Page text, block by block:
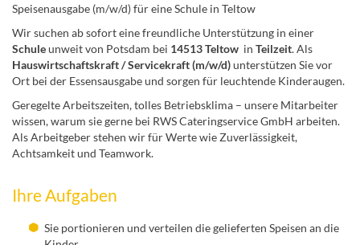
Speisenausgabe (m/w/d) für eine Schule in Teltow
Wir suchen ab sofort eine freundliche Unterstützung in einer
Schuleunweit von Potsdam bei 14513 Teltow in Teilzeit. Als
Hauswirtschaftskraft / Servicekraft (m/w/d)unterstützen Sie vor
Ort bei der Essensausgabe und sorgen für leuchtende Kinderaugen.
Geregelte Arbeitszeiten, tolles Betriebsklima – unsere Mitarbeiter
wissen, warum sie gerne bei RWS Cateringservice GmbH arbeiten.
Als Arbeitgeber stehen wir für Werte wie Zuverlässigkeit,
Achtsamkeit und Teamwork.
Ihre Aufgaben
Sie portionieren und verteilen die gelieferten Speisen an die